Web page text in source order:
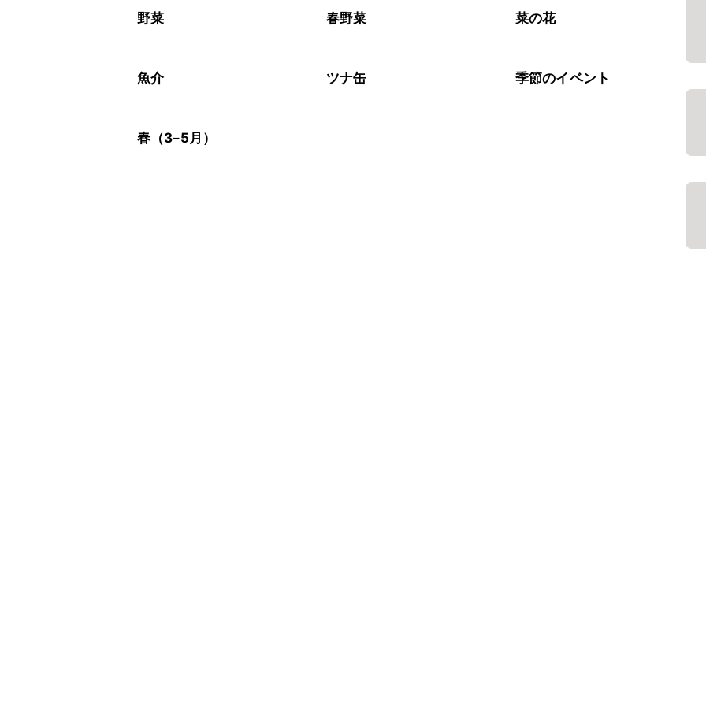
※日持ちは目安です。
野菜 春野菜 菜の花
魚介 ツナ缶 季節のイベント
春（3–5月）